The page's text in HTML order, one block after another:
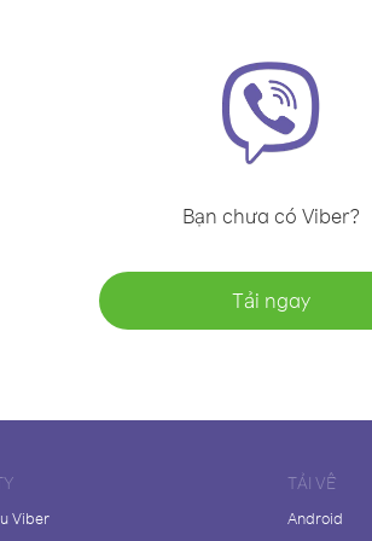
Bạn chưa có Viber?
Tải ngay
Viber
TẢI VỀ
Android